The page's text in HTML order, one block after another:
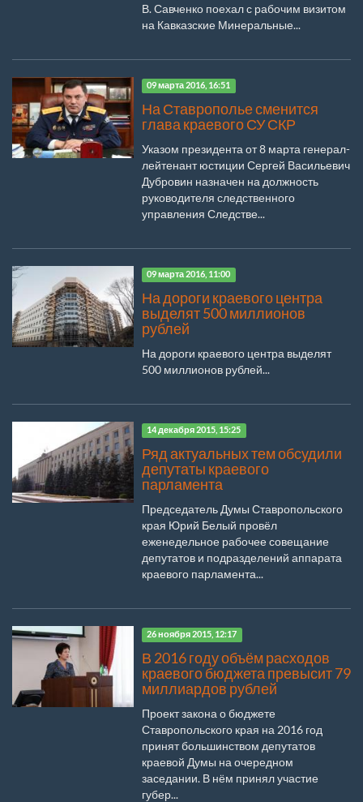
В. Савченко поехал с рабочим визитом
на Кавказские Минеральные...
09 марта 2016, 16:51
На Ставрополье сменится
глава краевого СУ СКР
Указом президента от 8 марта генерал-
лейтенант юстиции Сергей Васильевич
Дубровин назначен на должность
руководителя следственного
управления Следстве...
09 марта 2016, 11:00
На дороги краевого центра
выделят 500 миллионов
рублей
На дороги краевого центра выделят
500 миллионов рублей...
14 декабря 2015, 15:25
Ряд актуальных тем обсудили
депутаты краевого
парламента
Председатель Думы Ставропольского
края Юрий Белый провёл
еженедельное рабочее совещание
депутатов и подразделений аппарата
краевого парламента...
26 ноября 2015, 12:17
В 2016 году объём расходов
краевого бюджета превысит 79
миллиардов рублей
Проект закона о бюджете
Ставропольского края на 2016 год
принят большинством депутатов
краевой Думы на очередном
заседании. В нём принял участие
губер...